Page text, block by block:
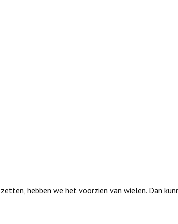
hebben we het voorzien van wielen. Dan